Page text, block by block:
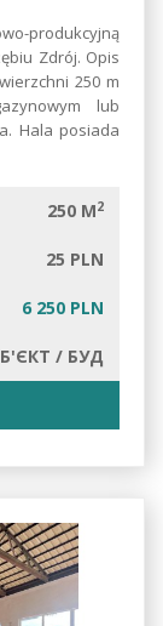
produkcyjną
Zdrój. Opis
250 m
lub
Hala posiada
250 M2
25 PLN
6 250 PLN
/ БУД